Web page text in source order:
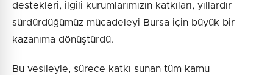
destekleri, ilgili kurumlarımızın katkıları, yıllardır
sürdürdüğümüz mücadeleyi Bursa için büyük bir
kazanıma dönüştürdü.
Bu vesileyle, sürece katkı sunan tüm kamu